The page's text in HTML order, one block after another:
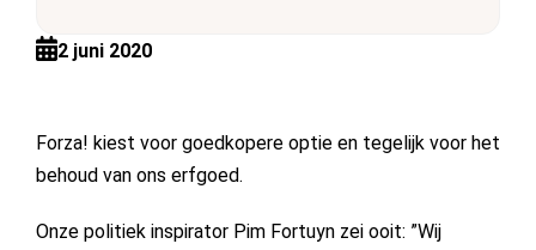
2 juni 2020
Forza! kiest voor goedkopere optie en tegelijk voor het
behoud van ons erfgoed.
Onze politiek inspirator Pim Fortuyn zei ooit: ”Wij